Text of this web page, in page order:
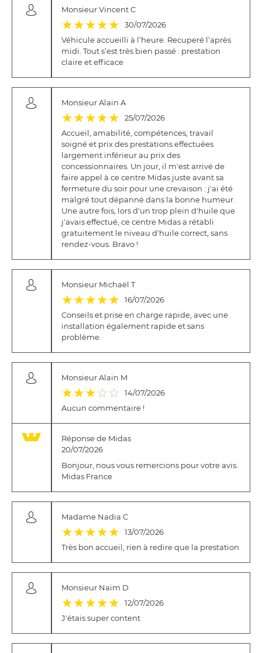
Monsieur Vincent C
(*)
★ (*)
★ (*)
★ (*)
★ (*)
★
30/07/2026
Véhicule accueilli à l’heure. Recuperé l’après
midi. Tout s’est très bien passé : prestation
claire et efficace
Monsieur Alain A
(*)
★ (*)
★ (*)
★ (*)
★ (*)
★
25/07/2026
Accueil, amabilité, compétences, travail
soigné et prix des prestations effectuées
largement inférieur au prix des
concessionnaires. Un jour, il m'est arrivé de
faire appel à ce centre Midas juste avant sa
fermeture du soir pour une crevaison : j'ai été
malgré tout dépanné dans la bonne humeur.
Une autre fois, lors d'un trop plein d'huile que
j'avais effectué, ce centre Midas a rétabli
gratuitement le niveau d'huile correct, sans
rendez-vous. Bravo !
Monsieur Michaël T
(*)
★ (*)
★ (*)
★ (*)
★ (*)
★
16/07/2026
Conseils et prise en charge rapide, avec une
installation également rapide et sans
problème.
Monsieur Alain M
(*)
★ (*)
★ (*)
★ ( )
☆ ( )
☆
14/07/2026
Aucun commentaire !
Réponse de Midas
20/07/2026
Bonjour, nous vous remercions pour votre avis.
Midas France
Madame Nadia C
(*)
★ (*)
★ (*)
★ (*)
★ (*)
★
13/07/2026
Très bon accueil, rien à redire que la prestation
Monsieur Naim D
(*)
★ (*)
★ (*)
★ (*)
★ (*)
★
12/07/2026
J'étais super content